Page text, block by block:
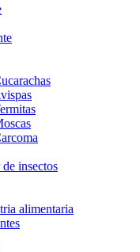
insectos
alimentaria